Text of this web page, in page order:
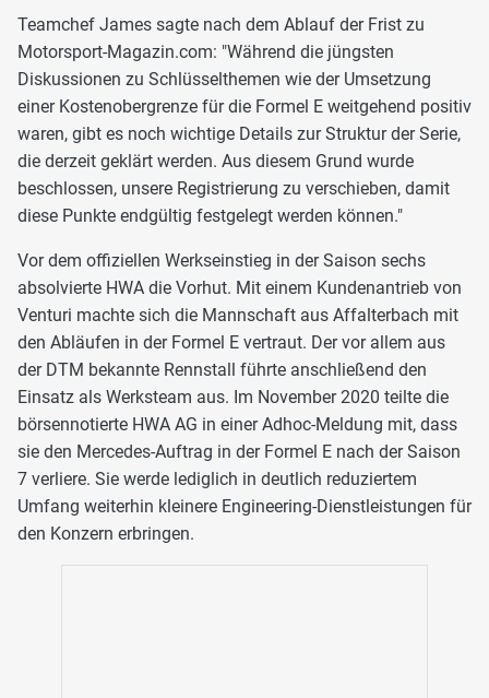
Teamchef James sagte nach dem Ablauf der Frist zu
Motorsport-Magazin.com: "Während die jüngsten
Diskussionen zu Schlüsselthemen wie der Umsetzung
einer Kostenobergrenze für die Formel E weitgehend positiv
waren, gibt es noch wichtige Details zur Struktur der Serie,
die derzeit geklärt werden. Aus diesem Grund wurde
beschlossen, unsere Registrierung zu verschieben, damit
diese Punkte endgültig festgelegt werden können."
Vor dem offiziellen Werkseinstieg in der Saison sechs
absolvierte HWA die Vorhut. Mit einem Kundenantrieb von
Venturi machte sich die Mannschaft aus Affalterbach mit
den Abläufen in der Formel E vertraut. Der vor allem aus
der DTM bekannte Rennstall führte anschließend den
Einsatz als Werksteam aus. Im November 2020 teilte die
börsennotierte HWA AG in einer Adhoc-Meldung mit, dass
sie den Mercedes-Auftrag in der Formel E nach der Saison
7 verliere. Sie werde lediglich in deutlich reduziertem
Umfang weiterhin kleinere Engineering-Dienstleistungen für
den Konzern erbringen.